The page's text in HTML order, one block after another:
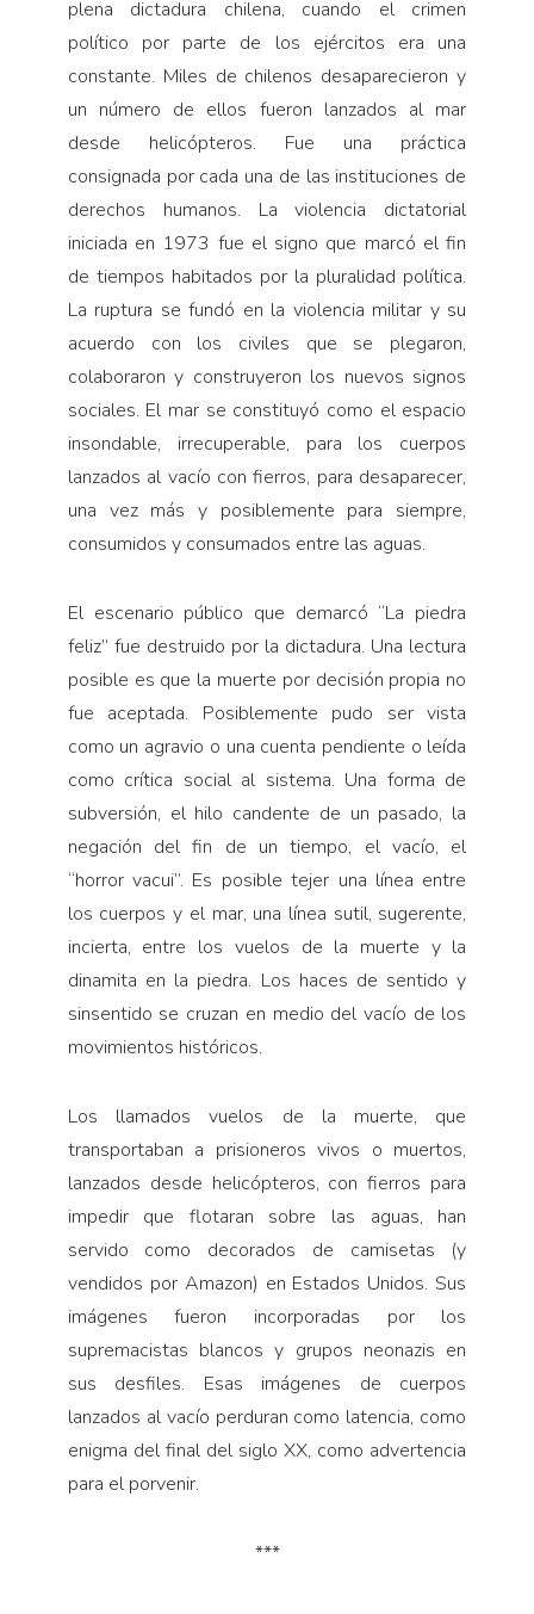
plena dictadura chilena, cuando el crimen
político por parte de los ejércitos era una
constante. Miles de chilenos desaparecieron y
un número de ellos fueron lanzados al mar
desde helicópteros. Fue una práctica
consignada por cada una de las instituciones de
derechos humanos. La violencia dictatorial
iniciada en 1973 fue el signo que marcó el fin
de tiempos habitados por la pluralidad política.
La ruptura se fundó en la violencia militar y su
acuerdo con los civiles que se plegaron,
colaboraron y construyeron los nuevos signos
sociales. El mar se constituyó como el espacio
insondable, irrecuperable, para los cuerpos
lanzados al vacío con fierros, para desaparecer,
una vez más y posiblemente para siempre,
consumidos y consumados entre las aguas.
El escenario público que demarcó “La piedra
feliz” fue destruido por la dictadura. Una lectura
posible es que la muerte por decisión propia no
fue aceptada. Posiblemente pudo ser vista
como un agravio o una cuenta pendiente o leída
como crítica social al sistema. Una forma de
subversión, el hilo candente de un pasado, la
negación del fin de un tiempo, el vacío, el
“horror vacui”. Es posible tejer una línea entre
los cuerpos y el mar, una línea sutil, sugerente,
incierta, entre los vuelos de la muerte y la
dinamita en la piedra. Los haces de sentido y
sinsentido se cruzan en medio del vacío de los
movimientos históricos.
Los llamados vuelos de la muerte, que
transportaban a prisioneros vivos o muertos,
lanzados desde helicópteros, con fierros para
impedir que flotaran sobre las aguas, han
servido como decorados de camisetas (y
vendidos por Amazon) en Estados Unidos. Sus
imágenes fueron incorporadas por los
supremacistas blancos y grupos neonazis en
sus desfiles. Esas imágenes de cuerpos
lanzados al vacío perduran como latencia, como
enigma del final del siglo XX, como advertencia
para el porvenir.
***